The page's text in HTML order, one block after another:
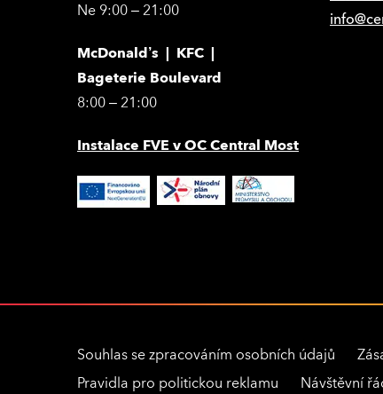
Ne 9:00 – 21:00
McDonald’s | KFC |
Bageterie Boulevard
8:00 – 21:00
Instalace FVE v OC Central Most
Souhlas se zpracováním osobních údajů
Pravidla pro politickou reklamu
Návštěvní